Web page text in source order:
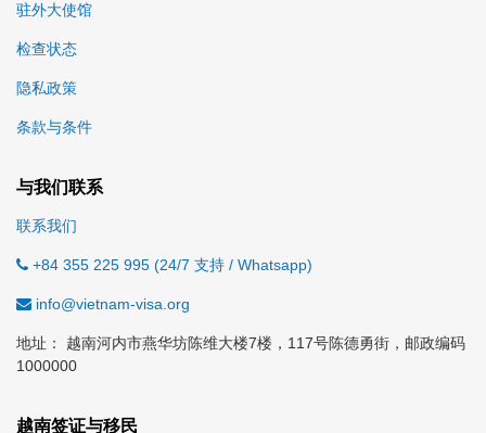
驻外大使馆
检查状态
隐私政策
条款与条件
与我们联系
联系我们
+84 355 225 995 (24/7 支持 / Whatsapp)
info@vietnam-visa.org
地址： 越南河内市燕华坊陈维大楼7楼，117号陈德勇街，邮政编码
1000000
越南签证与移民